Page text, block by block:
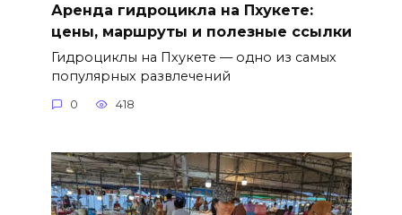
Аренда гидроцикла на Пхукете:
цены, маршруты и полезные ссылки
Гидроциклы на Пхукете — одно из самых
популярных развлечений
0 418